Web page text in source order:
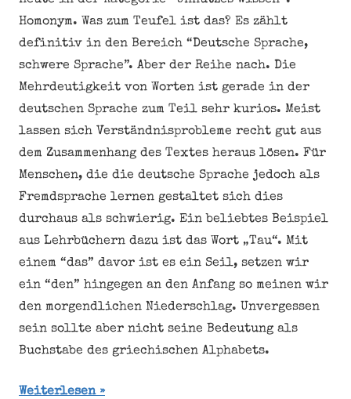
Homonym. Was zum Teufel ist das? Es zählt
definitiv in den Bereich “Deutsche Sprache,
schwere Sprache”. Aber der Reihe nach. Die
Mehrdeutigkeit von Worten ist gerade in der
deutschen Sprache zum Teil sehr kurios. Meist
lassen sich Verständnisprobleme recht gut aus
dem Zusammenhang des Textes heraus lösen. Für
Menschen, die die deutsche Sprache jedoch als
Fremdsprache lernen gestaltet sich dies
durchaus als schwierig. Ein beliebtes Beispiel
aus Lehrbüchern dazu ist das Wort „Tau“. Mit
einem “das” davor ist es ein Seil, setzen wir
ein “den” hingegen an den Anfang so meinen wir
den morgendlichen Niederschlag. Unvergessen
sein sollte aber nicht seine Bedeutung als
Buchstabe des griechischen Alphabets.
Weiterlesen